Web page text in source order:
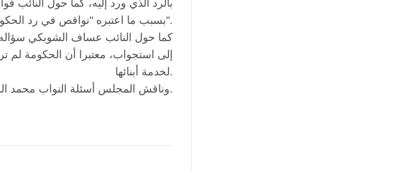
بالرد الذي ورد إليه، كما حول النائب
بسبب ما اعتبره "نواقص في رد الحكومة الوارد إليه".
كما حول النائب عساف الشوبكي
إلى استجواب، معتبرا أن الحكومة لم
لخدمة أبنائها.
وناقش المجلس أسئلة النواب محمد الرياطي ومحمود الخرابشة وطارق خوري وهيثم العبادي ومحمد القطاطشة.